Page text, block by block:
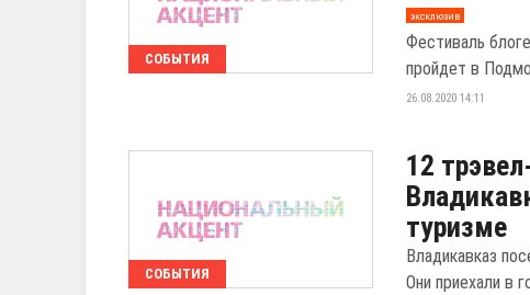
СОБЫТИЯ
эксклюзив
Фестиваль
пройдет в
26.08.2020 14:11
СОБЫТИЯ
12
туризме
Владикавказ
Они приехали в